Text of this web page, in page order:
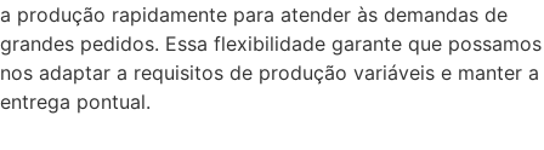
a produção rapidamente para atender às demandas de
grandes pedidos. Essa flexibilidade garante que possamos
nos adaptar a requisitos de produção variáveis e manter a
entrega pontual.